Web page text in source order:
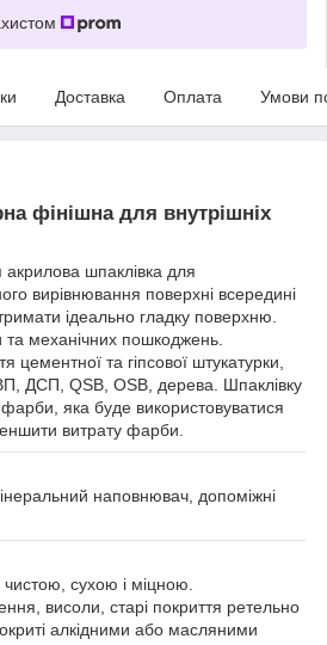
Доставка Оплата Умови
фінішна для внутрішніх
шпаклівка для
вирівнювання поверхні всередині
ідеально гладку поверхню.
та механічних пошкоджень.
цементної та гіпсової штукатурки,
ДСП, QSB, OSB, дерева. Шпаклівку
яка буде використовуватися
витрату фарби.
наповнювач, допоміжні
сухою і міцною.
висоли, старі покриття ретельно
алкідними або масляними